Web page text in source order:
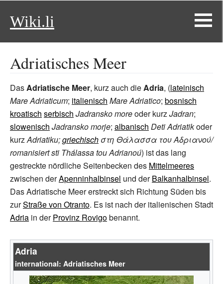
Wiki.li
Adriatisches Meer
DasAdriatische Meer, kurz auch dieAdria, (lateinisch
Mare Adriaticum; italienisch Mare Adriatico; bosnisch
kroatisch serbisch Jadransko moreoder kurzJadran;
slowenisch Jadransko morje; albanisch Deti Adriatikoder
kurzAdriatiku;griechisch στη Θάλασσα του Αδριανού/
romanisiert sti Thálassa tou Adrianoú) ist das lang
gestreckte nördliche Seitenbecken des Mittelmeeres
zwischen derApenninhalbinsel und derBalkanhalbinsel.
Das Adriatische Meer erstreckt sich Richtung Süden bis
zurStraße von Otranto. Es ist nach der italienischen Stadt
Adria in derProvinz Rovigobenannt.
Adria
international: Adriatisches Meer